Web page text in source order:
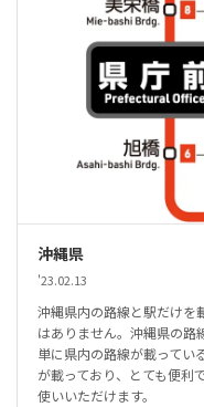
沖縄県
'23.02.13
沖縄県内の路線と駅だけを
はありません。沖縄県の路
単に県内の路線が載ってい
が載っており、とても便利
使いいただけます。